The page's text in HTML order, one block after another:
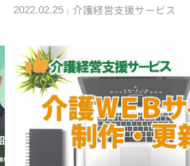
2022.02.25 介護経営支援サービス